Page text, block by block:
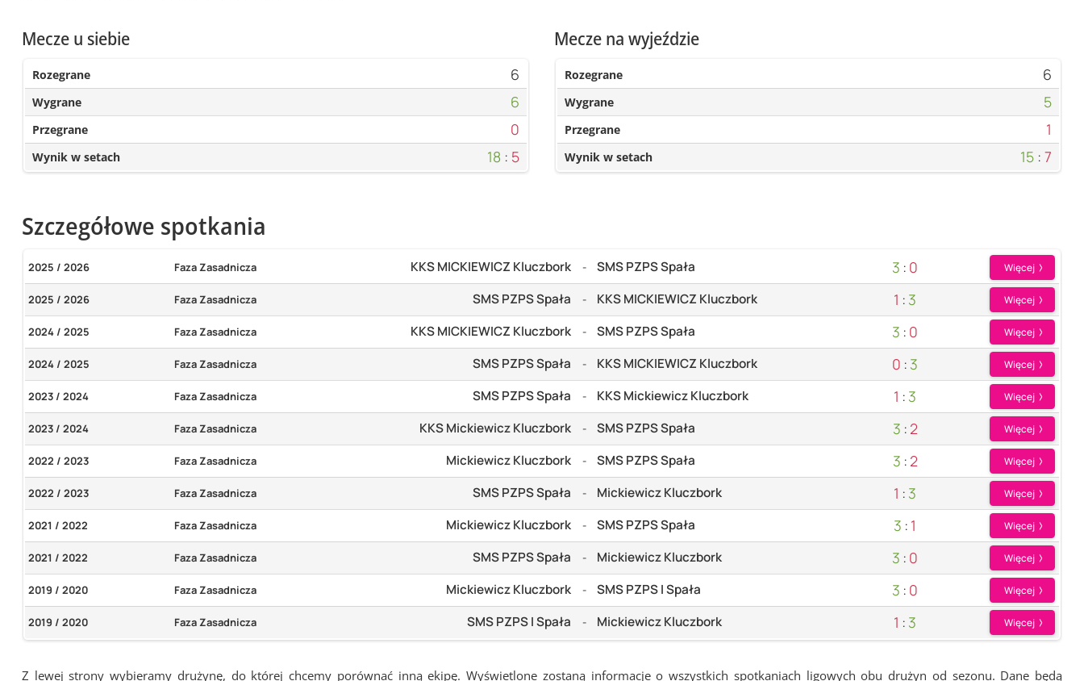
Mecze u siebie
Rozegrane 6
Wygrane 6
Przegrane 0
Wynik w setach 18 : 5
Mecze na wyjeździe
Rozegrane 6
Wygrane 5
Przegrane 1
Wynik w setach 15 : 7
Szczegółowe spotkania
2025 / 2026 Faza Zasadnicza KKS MICKIEWICZ Kluczbork - SMS PZPS Spała 3 : 0 Więcej
2025 / 2026 Faza Zasadnicza SMS PZPS Spała - KKS MICKIEWICZ Kluczbork 1 : 3 Więcej
2024 / 2025 Faza Zasadnicza KKS MICKIEWICZ Kluczbork - SMS PZPS Spała 3 : 0 Więcej
2024 / 2025 Faza Zasadnicza SMS PZPS Spała - KKS MICKIEWICZ Kluczbork 0 : 3 Więcej
2023 / 2024 Faza Zasadnicza SMS PZPS Spała - KKS Mickiewicz Kluczbork 1 : 3 Więcej
2023 / 2024 Faza Zasadnicza KKS Mickiewicz Kluczbork - SMS PZPS Spała 3 : 2 Więcej
2022 / 2023 Faza Zasadnicza Mickiewicz Kluczbork - SMS PZPS Spała 3 : 2 Więcej
2022 / 2023 Faza Zasadnicza SMS PZPS Spała - Mickiewicz Kluczbork 1 : 3 Więcej
2021 / 2022 Faza Zasadnicza Mickiewicz Kluczbork - SMS PZPS Spała 3 : 1 Więcej
2021 / 2022 Faza Zasadnicza SMS PZPS Spała - Mickiewicz Kluczbork 3 : 0 Więcej
2019 / 2020 Faza Zasadnicza Mickiewicz Kluczbork - SMS PZPS I Spała 3 : 0 Więcej
2019 / 2020 Faza Zasadnicza SMS PZPS I Spała - Mickiewicz Kluczbork 1 : 3 Więcej
Z lewej strony wybieramy drużynę, do której chcemy porównać inną ekipę. Wyświetlone zostaną informacje o wszystkich spotkaniach ligowych obu drużyn od sezonu. Dane będą